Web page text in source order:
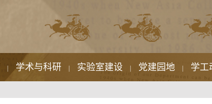
学术与科研 实验室建设 党建园地 学工